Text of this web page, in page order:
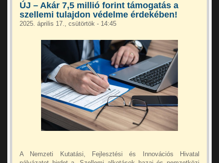
ÚJ – Akár 7,5 millió forint támogatás a
szellemi tulajdon védelme érdekében!
2025. április 17., csütörtök - 14:45
A Nemzeti Kutatási, Fejlesztési és Innovációs Hivatal